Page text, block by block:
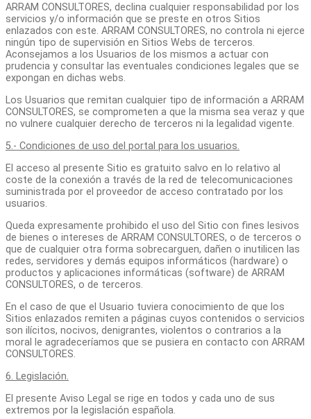
ARRAM CONSULTORES, declina cualquier responsabilidad por los
servicios y/o información que se preste en otros Sitios
enlazados con este. ARRAM CONSULTORES, no controla ni ejerce
ningún tipo de supervisión en Sitios Webs de terceros.
Aconsejamos a los Usuarios de los mismos a actuar con
prudencia y consultar las eventuales condiciones legales que se
expongan en dichas webs.
Los Usuarios que remitan cualquier tipo de información a ARRAM
CONSULTORES, se comprometen a que la misma sea veraz y que
no vulnere cualquier derecho de terceros ni la legalidad vigente.
5.- Condiciones de uso del portal para los usuarios.
El acceso al presente Sitio es gratuito salvo en lo relativo al
coste de la conexión a través de la red de telecomunicaciones
suministrada por el proveedor de acceso contratado por los
usuarios.
Queda expresamente prohibido el uso del Sitio con fines lesivos
de bienes o intereses de ARRAM CONSULTORES, o de terceros o
que de cualquier otra forma sobrecarguen, dañen o inutilicen las
redes, servidores y demás equipos informáticos (hardware) o
productos y aplicaciones informáticas (software) de ARRAM
CONSULTORES, o de terceros.
En el caso de que el Usuario tuviera conocimiento de que los
Sitios enlazados remiten a páginas cuyos contenidos o servicios
son ilícitos, nocivos, denigrantes, violentos o contrarios a la
moral le agradeceríamos que se pusiera en contacto con ARRAM
CONSULTORES.
6. Legislación.
El presente Aviso Legal se rige en todos y cada uno de sus
extremos por la legislación española.